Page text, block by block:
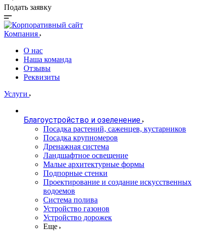
Подать заявку
Компания
О нас
Наша команда
Отзывы
Реквизиты
Услуги
Благоустройство и озеленение
Посадка растений, саженцев, кустарников
Посадка крупномеров
Дренажная система
Ландшафтное освещение
Малые архитектурные формы
Подпорные стенки
Проектирование и создание искусственных
водоемов
Система полива
Устройство газонов
Устройство дорожек
Еще